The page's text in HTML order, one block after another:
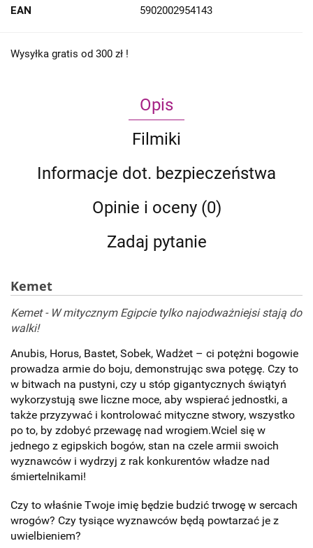
EAN 5902002954143
Wysyłka gratis od 300 zł !
Opis
Filmiki
Informacje dot. bezpieczeństwa
Opinie i oceny (0)
Zadaj pytanie
Kemet
Kemet - W mitycznym Egipcie tylko najodważniejsi stają do
walki!
Anubis, Horus, Bastet, Sobek, Wadżet – ci potężni bogowie
prowadza armie do boju, demonstrując swa potęgę. Czy to
w bitwach na pustyni, czy u stóp gigantycznych świątyń
wykorzystują swe liczne moce, aby wspierać jednostki, a
także przyzywać i kontrolować mityczne stwory, wszystko
po to, by zdobyć przewagę nad wrogiem.Wciel się w
jednego z egipskich bogów, stan na czele armii swoich
wyznawców i wydrzyj z rak konkurentów władze nad
śmiertelnikami!
Czy to właśnie Twoje imię będzie budzić trwogę w sercach
wrogów? Czy tysiące wyznawców będą powtarzać je z
uwielbieniem?